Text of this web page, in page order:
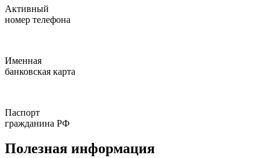
Активный
номер телефона
Именная
банковская карта
Паспорт
гражданина РФ
Полезная информация